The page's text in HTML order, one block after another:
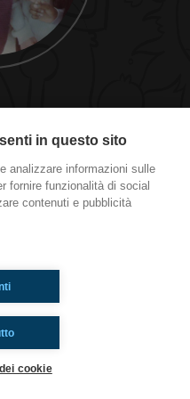
Ecoutez les
TLM
in questo sito
analizzare informazioni sulle
fornire funzionalità di social
contenuti e pubblicità
cookie